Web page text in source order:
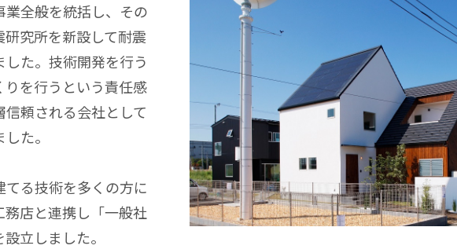
全般を統括し、その
究所を新設して耐震
た。技術開発を行う
を行うという責任感
頼される会社として
た。
る技術を多くの方に
店と連携し「一般社
立しました。